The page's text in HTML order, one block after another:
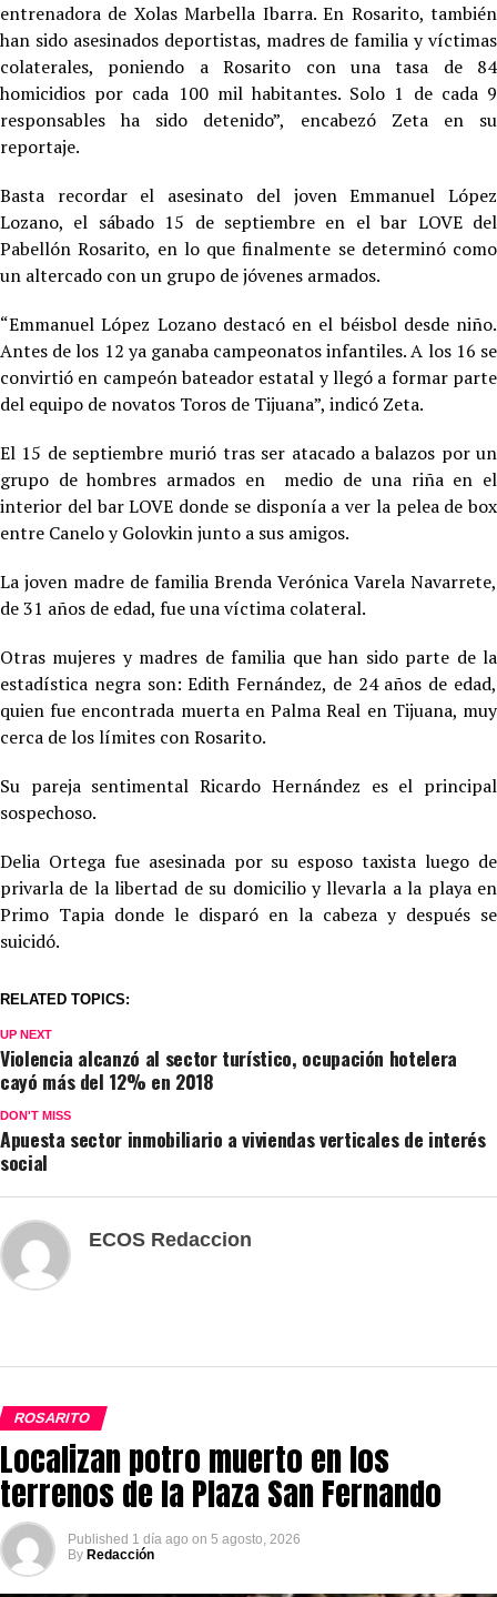
entrenadora de Xolas Marbella Ibarra. En Rosarito, también
han sido asesinados deportistas, madres de familia y víctimas
colaterales, poniendo a Rosarito con una tasa de 84
homicidios por cada 100 mil habitantes. Solo 1 de cada 9
responsables ha sido detenido”, encabezó Zeta en su
reportaje.
Basta recordar el asesinato del joven Emmanuel López
Lozano, el sábado 15 de septiembre en el bar LOVE del
Pabellón Rosarito, en lo que finalmente se determinó como
un altercado con un grupo de jóvenes armados.
“Emmanuel López Lozano destacó en el béisbol desde niño.
Antes de los 12 ya ganaba campeonatos infantiles. A los 16 se
convirtió en campeón bateador estatal y llegó a formar parte
del equipo de novatos Toros de Tijuana”, indicó Zeta.
El 15 de septiembre murió tras ser atacado a balazos por un
grupo de hombres armados en medio de una riña en el
interior del bar LOVE donde se disponía a ver la pelea de box
entre Canelo y Golovkin junto a sus amigos.
La joven madre de familia Brenda Verónica Varela Navarrete,
de 31 años de edad, fue una víctima colateral.
Otras mujeres y madres de familia que han sido parte de la
estadística negra son: Edith Fernández, de 24 años de edad,
quien fue encontrada muerta en Palma Real en Tijuana, muy
cerca de los límites con Rosarito.
Su pareja sentimental Ricardo Hernández es el principal
sospechoso.
Delia Ortega fue asesinada por su esposo taxista luego de
privarla de la libertad de su domicilio y llevarla a la playa en
Primo Tapia donde le disparó en la cabeza y después se
suicidó.
RELATED TOPICS:
UP NEXT
Violencia alcanzó al sector turístico, ocupación hotelera
cayó más del 12% en 2018
DON'T MISS
Apuesta sector inmobiliario a viviendas verticales de interés
social
ECOS Redaccion
ROSARITO
Localizan potro muerto en los
terrenos de la Plaza San Fernando
Published 1 día ago on 5 agosto, 2026
By Redacción